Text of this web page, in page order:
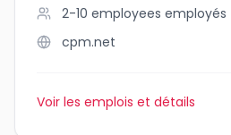
2-10 employees employés
cpm.net
Voir les emplois et détails